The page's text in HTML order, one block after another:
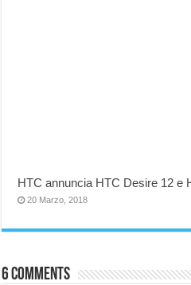
HTC annuncia HTC Desire 12 e
20 Marzo, 2018
6 comments